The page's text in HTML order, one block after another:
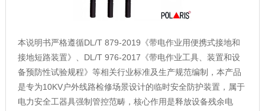
本说明书严格遵循DL/T 879-2019《带电作业用便携式接地和
接地短路装置》、DL/T 976-2017《带电作业工具、装置和设
备预防性试验规程》等相关行业标准及生产规范编制，本产品
是专为10KV户外线路检修场景设计的临时安全防护装置，属于
电力安全工器具强制管控范畴，核心作用是释放设备残余电